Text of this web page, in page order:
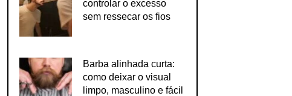
controlar o excesso
sem ressecar os fios
Barba alinhada curta:
como deixar o visual
limpo, masculino e fácil